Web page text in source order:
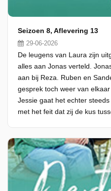
Seizoen 8, Aflevering 13
29-06-2026
De leugens van Laura zijn
alles aan Jonas verteld.
aan bij Reza. Ruben en
gesprek toch weer van
Jessie gaat het echter
met het feit dat zij de kus